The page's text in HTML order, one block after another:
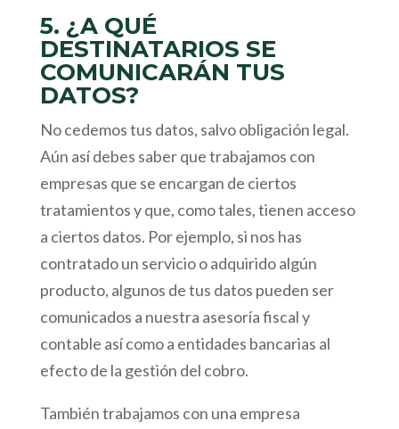
5. ¿A QUÉ
DESTINATARIOS SE
COMUNICARÁN TUS
DATOS?
No cedemos tus datos, salvo obligación legal.
Aún así debes saber que trabajamos con
empresas que se encargan de ciertos
tratamientos y que, como tales, tienen acceso
a ciertos datos. Por ejemplo, si nos has
contratado un servicio o adquirido algún
producto, algunos de tus datos pueden ser
comunicados a nuestra asesoría fiscal y
contable así como a entidades bancarias al
efecto de la gestión del cobro.
También trabajamos con una empresa